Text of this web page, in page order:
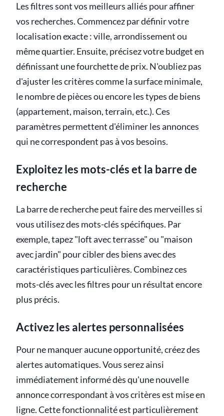
Les filtres sont vos meilleurs alliés pour affiner
vos recherches. Commencez par définir votre
localisation exacte : ville, arrondissement ou
même quartier. Ensuite, précisez votre budget en
définissant une fourchette de prix. N'oubliez pas
d'ajuster les critères comme la surface minimale,
le nombre de pièces ou encore les types de biens
(appartement, maison, terrain, etc.). Ces
paramètres permettent d'éliminer les annonces
qui ne correspondent pas à vos besoins.
Exploitez les mots-clés et la barre de
recherche
La barre de recherche peut faire des merveilles si
vous utilisez des mots-clés spécifiques. Par
exemple, tapez "loft avec terrasse" ou "maison
avec jardin" pour cibler des biens avec des
caractéristiques particulières. Combinez ces
mots-clés avec les filtres pour un résultat encore
plus précis.
Activez les alertes personnalisées
Pour ne manquer aucune opportunité, créez des
alertes automatiques. Vous serez ainsi
immédiatement informé dès qu'une nouvelle
annonce correspondant à vos critères est mise en
ligne. Cette fonctionnalité est particulièrement